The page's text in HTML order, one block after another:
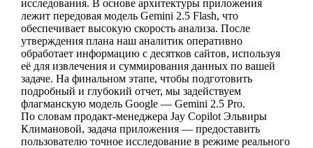
исследования. В основе архитектуры приложения
лежит передовая модель Gemini 2.5 Flash, что
обеспечивает высокую скорость анализа. После
утверждения плана наш аналитик оперативно
обработает информацию с десятков сайтов, используя
её для извлечения и суммирования данных по вашей
задаче. На финальном этапе, чтобы подготовить
подробный и глубокий отчет, мы задействуем
флагманскую модель Google — Gemini 2.5 Pro.
По словам продакт-менеджера Jay Copilot Эльвиры
Климановой, задача приложения — предоставить
пользователю точное исследование в режиме реального